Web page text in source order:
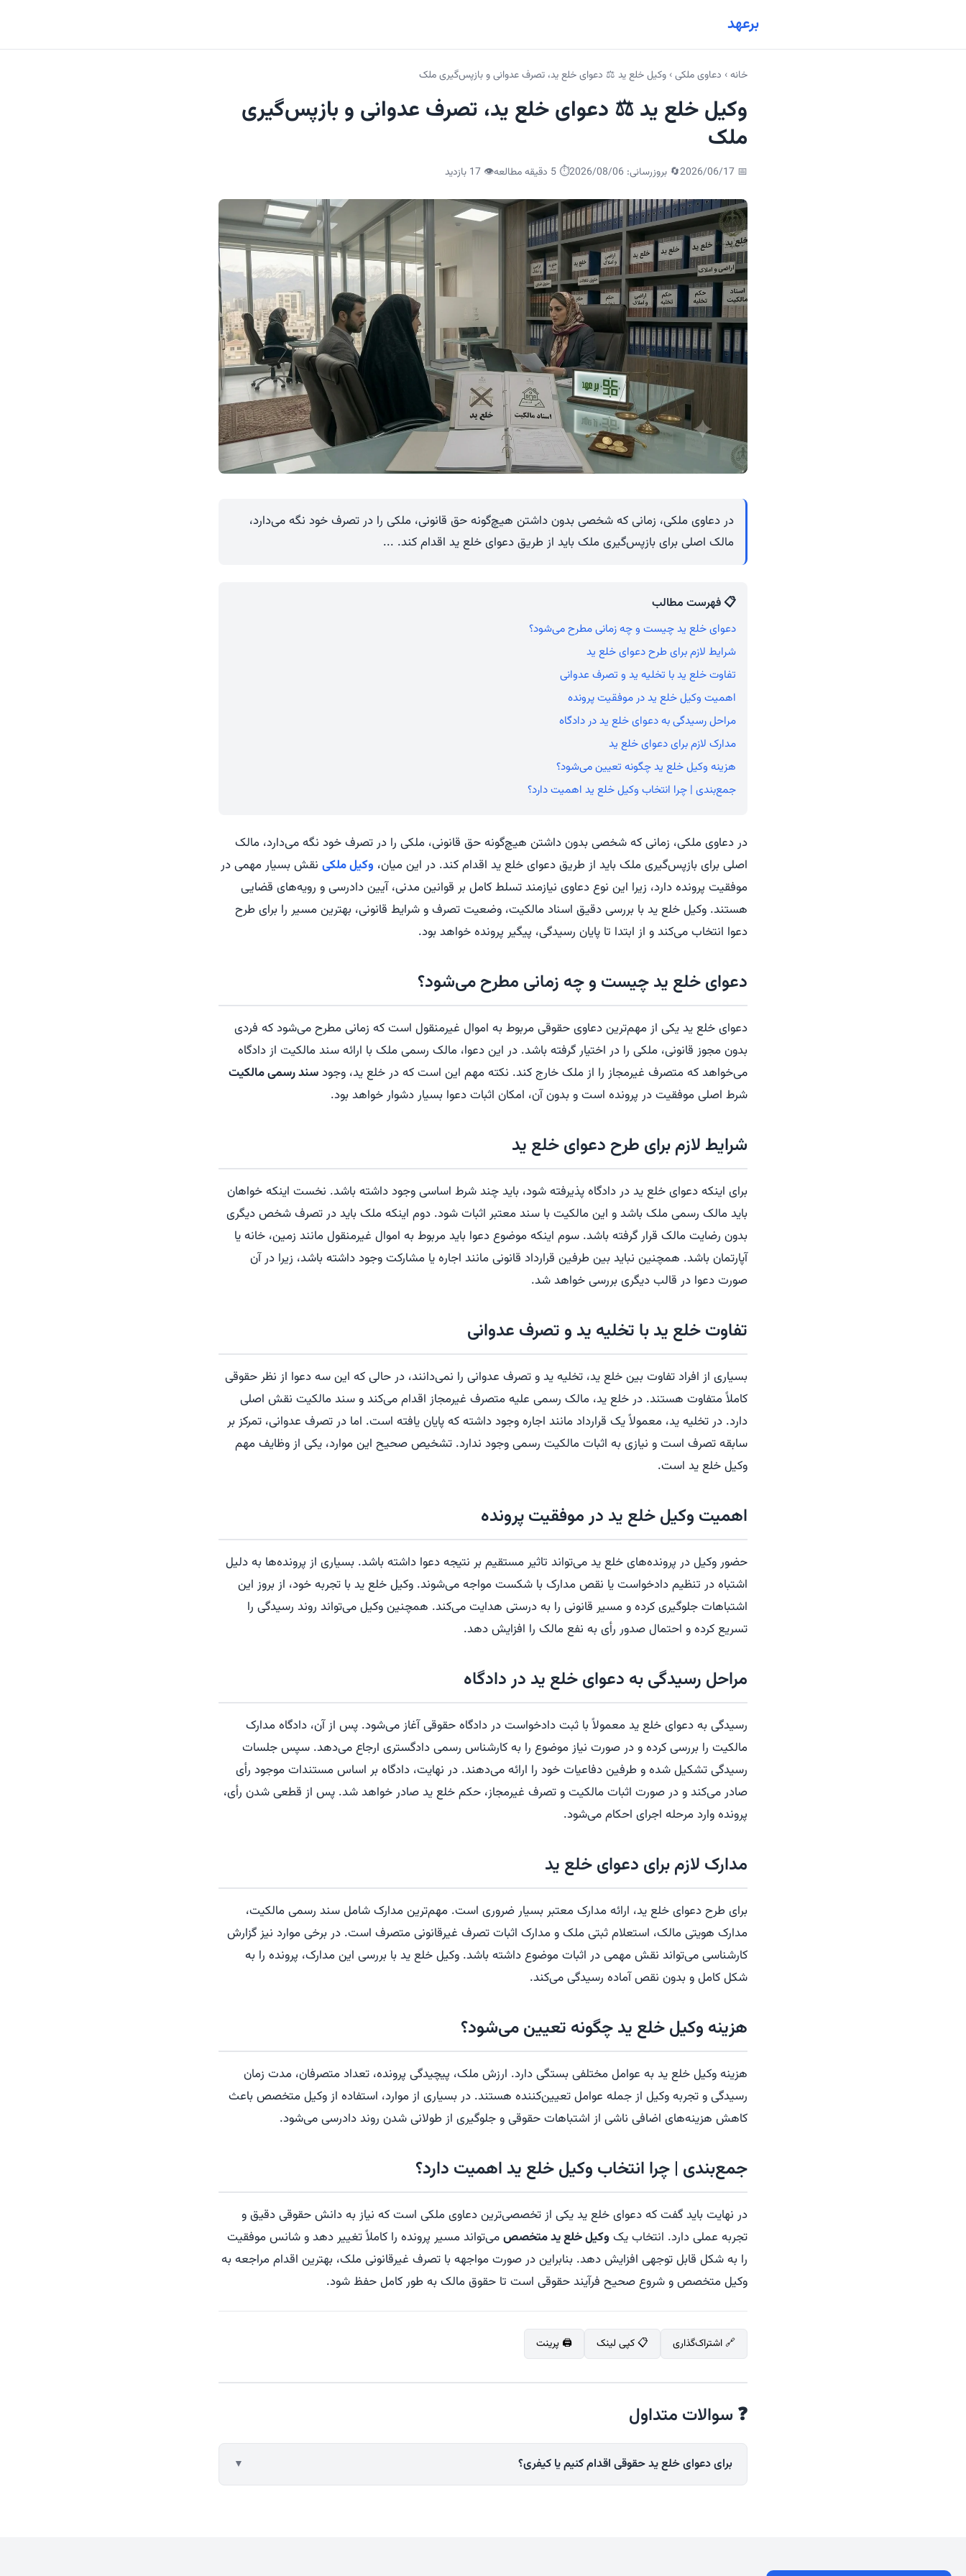
برعهد
خانه› دعاوی ملکی› وکیل خلع ید ⚖️ دعوای خلع ید، تصرف عدوانی و بازپس‌گیری ملک
وکیل خلع ید ⚖️ دعوای خلع ید، تصرف عدوانی و بازپس‌گیری
ملک
📅
2026/06/17🔄 بروزرسانی: 2026/08/06⏱️ 5 دقیقه مطالعه 👁️
17 بازدید
در دعاوی ملکی، زمانی که شخصی بدون داشتن هیچ‌گونه حق قانونی، ملکی را در تصرف خود نگه می‌دارد،
مالک اصلی برای بازپس‌گیری ملک باید از طریق دعوای خلع ید اقدام کند. ...
📋 فهرست مطالب
دعوای خلع ید چیست و چه زمانی مطرح می‌شود؟
شرایط لازم برای طرح دعوای خلع ید
تفاوت خلع ید با تخلیه ید و تصرف عدوانی
اهمیت وکیل خلع ید در موفقیت پرونده
مراحل رسیدگی به دعوای خلع ید در دادگاه
مدارک لازم برای دعوای خلع ید
هزینه وکیل خلع ید چگونه تعیین می‌شود؟
جمع‌بندی | چرا انتخاب وکیل خلع ید اهمیت دارد؟
در دعاوی ملکی، زمانی که شخصی بدون داشتن هیچ‌گونه حق قانونی، ملکی را در تصرف خود نگه می‌دارد، مالک
اصلی برای بازپس‌گیری ملک باید از طریق دعوای خلع ید اقدام کند. در این میان، وکیل ملکی نقش بسیار مهمی در
موفقیت پرونده دارد، زیرا این نوع دعاوی نیازمند تسلط کامل بر قوانین مدنی، آیین دادرسی و رویه‌های قضایی
هستند. وکیل خلع ید با بررسی دقیق اسناد مالکیت، وضعیت تصرف و شرایط قانونی، بهترین مسیر را برای طرح
دعوا انتخاب می‌کند و از ابتدا تا پایان رسیدگی، پیگیر پرونده خواهد بود.
دعوای خلع ید چیست و چه زمانی مطرح می‌شود؟
دعوای خلع ید یکی از مهم‌ترین دعاوی حقوقی مربوط به اموال غیرمنقول است که زمانی مطرح می‌شود که فردی
بدون مجوز قانونی، ملکی را در اختیار گرفته باشد. در این دعوا، مالک رسمی ملک با ارائه سند مالکیت از دادگاه
می‌خواهد که متصرف غیرمجاز را از ملک خارج کند. نکته مهم این است که در خلع ید، وجودسند رسمی مالکیت
شرط اصلی موفقیت در پرونده است و بدون آن، امکان اثبات دعوا بسیار دشوار خواهد بود.
شرایط لازم برای طرح دعوای خلع ید
برای اینکه دعوای خلع ید در دادگاه پذیرفته شود، باید چند شرط اساسی وجود داشته باشد. نخست اینکه خواهان
باید مالک رسمی ملک باشد و این مالکیت با سند معتبر اثبات شود. دوم اینکه ملک باید در تصرف شخص دیگری
بدون رضایت مالک قرار گرفته باشد. سوم اینکه موضوع دعوا باید مربوط به اموال غیرمنقول مانند زمین، خانه یا
آپارتمان باشد. همچنین نباید بین طرفین قرارداد قانونی مانند اجاره یا مشارکت وجود داشته باشد، زیرا در آن
صورت دعوا در قالب دیگری بررسی خواهد شد.
تفاوت خلع ید با تخلیه ید و تصرف عدوانی
بسیاری از افراد تفاوت بین خلع ید، تخلیه ید و تصرف عدوانی را نمی‌دانند، در حالی که این سه دعوا از نظر حقوقی
کاملاً متفاوت هستند. در خلع ید، مالک رسمی علیه متصرف غیرمجاز اقدام می‌کند و سند مالکیت نقش اصلی
دارد. در تخلیه ید، معمولاً یک قرارداد مانند اجاره وجود داشته که پایان یافته است. اما در تصرف عدوانی، تمرکز بر
سابقه تصرف است و نیازی به اثبات مالکیت رسمی وجود ندارد. تشخیص صحیح این موارد، یکی از وظایف مهم
وکیل خلع ید است.
اهمیت وکیل خلع ید در موفقیت پرونده
حضور وکیل در پرونده‌های خلع ید می‌تواند تاثیر مستقیم بر نتیجه دعوا داشته باشد. بسیاری از پرونده‌ها به دلیل
اشتباه در تنظیم دادخواست یا نقص مدارک با شکست مواجه می‌شوند. وکیل خلع ید با تجربه خود، از بروز این
اشتباهات جلوگیری کرده و مسیر قانونی را به درستی هدایت می‌کند. همچنین وکیل می‌تواند روند رسیدگی را
تسریع کرده و احتمال صدور رأی به نفع مالک را افزایش دهد.
مراحل رسیدگی به دعوای خلع ید در دادگاه
رسیدگی به دعوای خلع ید معمولاً با ثبت دادخواست در دادگاه حقوقی آغاز می‌شود. پس از آن، دادگاه مدارک
مالکیت را بررسی کرده و در صورت نیاز موضوع را به کارشناس رسمی دادگستری ارجاع می‌دهد. سپس جلسات
رسیدگی تشکیل شده و طرفین دفاعیات خود را ارائه می‌دهند. در نهایت، دادگاه بر اساس مستندات موجود رأی
صادر می‌کند و در صورت اثبات مالکیت و تصرف غیرمجاز، حکم خلع ید صادر خواهد شد. پس از قطعی شدن رأی،
پرونده وارد مرحله اجرای احکام می‌شود.
مدارک لازم برای دعوای خلع ید
برای طرح دعوای خلع ید، ارائه مدارک معتبر بسیار ضروری است. مهم‌ترین مدارک شامل سند رسمی مالکیت،
مدارک هویتی مالک، استعلام ثبتی ملک و مدارک اثبات تصرف غیرقانونی متصرف است. در برخی موارد نیز گزارش
کارشناسی می‌تواند نقش مهمی در اثبات موضوع داشته باشد. وکیل خلع ید با بررسی این مدارک، پرونده را به
شکل کامل و بدون نقص آماده رسیدگی می‌کند.
هزینه وکیل خلع ید چگونه تعیین می‌شود؟
هزینه وکیل خلع ید به عوامل مختلفی بستگی دارد. ارزش ملک، پیچیدگی پرونده، تعداد متصرفان، مدت زمان
رسیدگی و تجربه وکیل از جمله عوامل تعیین‌کننده هستند. در بسیاری از موارد، استفاده از وکیل متخصص باعث
کاهش هزینه‌های اضافی ناشی از اشتباهات حقوقی و جلوگیری از طولانی شدن روند دادرسی می‌شود.
جمع‌بندی | چرا انتخاب وکیل خلع ید اهمیت دارد؟
در نهایت باید گفت که دعوای خلع ید یکی از تخصصی‌ترین دعاوی ملکی است که نیاز به دانش حقوقی دقیق و
تجربه عملی دارد. انتخاب یک وکیل خلع ید متخصصمی‌تواند مسیر پرونده را کاملاً تغییر دهد و شانس موفقیت
را به شکل قابل توجهی افزایش دهد. بنابراین در صورت مواجهه با تصرف غیرقانونی ملک، بهترین اقدام مراجعه به
وکیل متخصص و شروع صحیح فرآیند حقوقی است تا حقوق مالک به طور کامل حفظ شود.
🔗 اشتراک‌گذاری 📋 کپی لینک 🖨️ پرینت
❓ سوالات متداول
برای دعوای خلع ید حقوقی اقدام کنیم یا کیفری؟ ▼